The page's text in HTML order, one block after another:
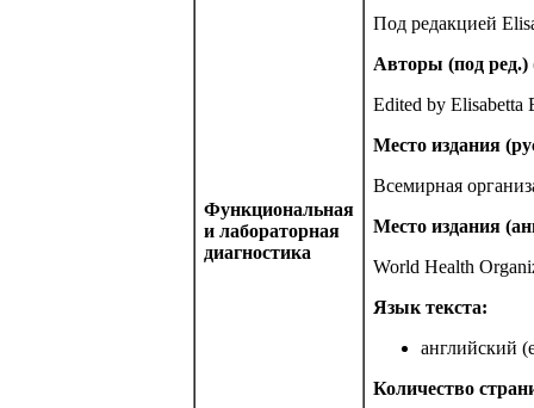
Функциональная
и лабораторная
диагностика
Под редакцией
Авторы (под ред.)
Edited by Elisabetta
Место издания
Всемирная
Место издания
World Health
Язык текста:
английский
Количество